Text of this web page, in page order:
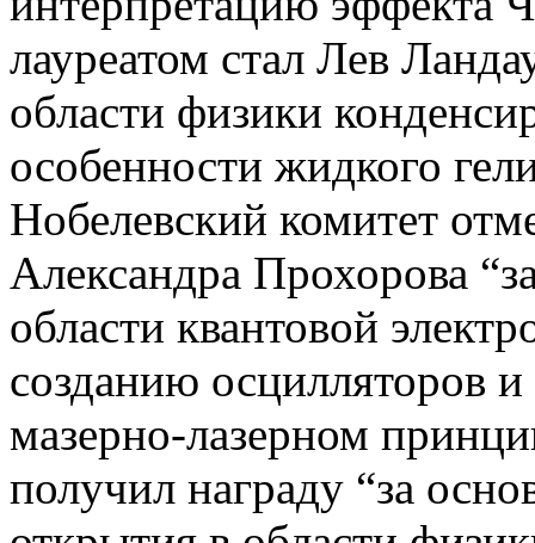
лауреатом стал Лев
области физики
особенности жидкого
Нобелевский комитет
Александра Прохорова
области квантовой
созданию осцилляторов
мазерно-лазерном
получил награду “за